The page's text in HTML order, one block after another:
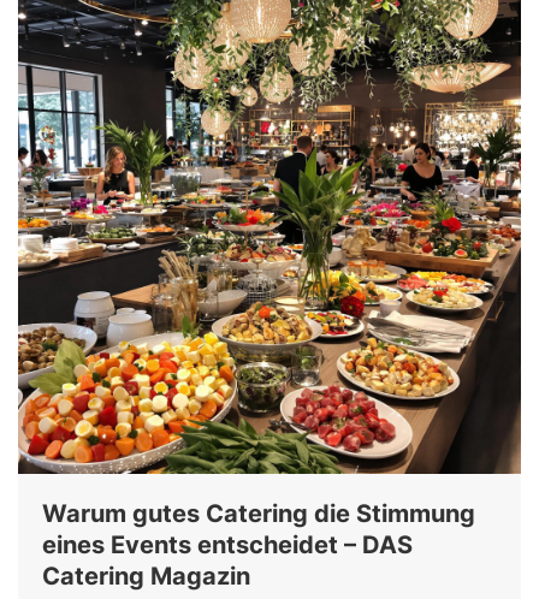
Warum gutes Catering die Stimmung
eines Events entscheidet – DAS
Catering Magazin